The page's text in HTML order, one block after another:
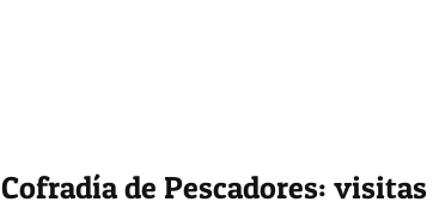
Cofradía de Pescadores: